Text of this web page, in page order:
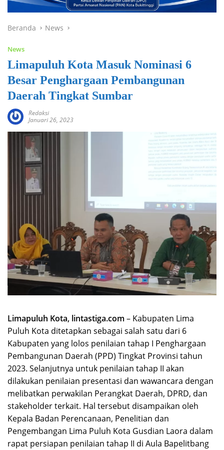
Beranda News
News
Limapuluh Kota Masuk Nominasi 6
Besar Penghargaan Pembangunan
Daerah Tingkat Sumbar
Redaksi
Januari 26, 2023
Limapuluh Kota, lintastiga.com – Kabupaten Lima
Puluh Kota ditetapkan sebagai salah satu dari 6
Kabupaten yang lolos penilaian tahap I Penghargaan
Pembangunan Daerah (PPD) Tingkat Provinsi tahun
2023. Selanjutnya untuk penilaian tahap II akan
dilakukan penilaian presentasi dan wawancara dengan
melibatkan perwakilan Perangkat Daerah, DPRD, dan
stakeholder terkait. Hal tersebut disampaikan oleh
Kepala Badan Perencanaan, Penelitian dan
Pengembangan Lima Puluh Kota Gusdian Laora dalam
rapat persiapan penilaian tahap II di Aula Bapelitbang